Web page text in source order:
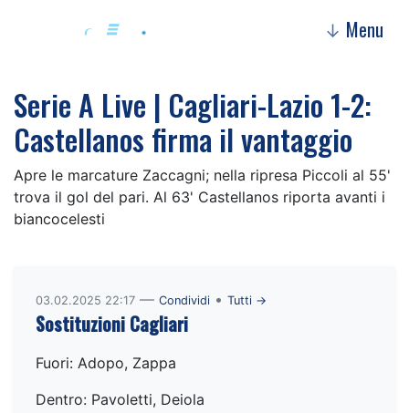
↓ Menu
Serie A Live | Cagliari-Lazio 1-2:
Castellanos firma il vantaggio
Apre le marcature Zaccagni; nella ripresa Piccoli al 55'
trova il gol del pari. Al 63' Castellanos riporta avanti i
biancocelesti
03.02.2025 22:17 — Condividi • Tutti →
Sostituzioni Cagliari
Fuori: Adopo, Zappa
Dentro: Pavoletti, Deiola